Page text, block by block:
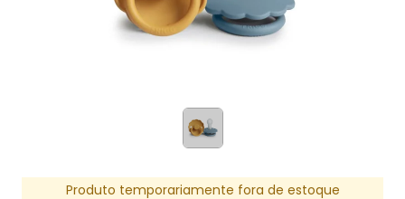
Produto temporariamente fora de estoque